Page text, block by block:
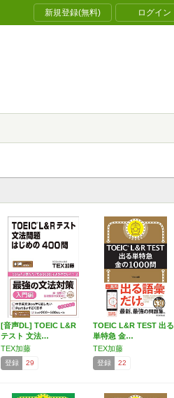
新規登録(無料) ログイン
[音声DL] TOEIC L&R
テスト 文法…
TEX加藤
登録 29
TOEIC L&R TEST 出る
単特急 金…
TEX加藤
登録 22